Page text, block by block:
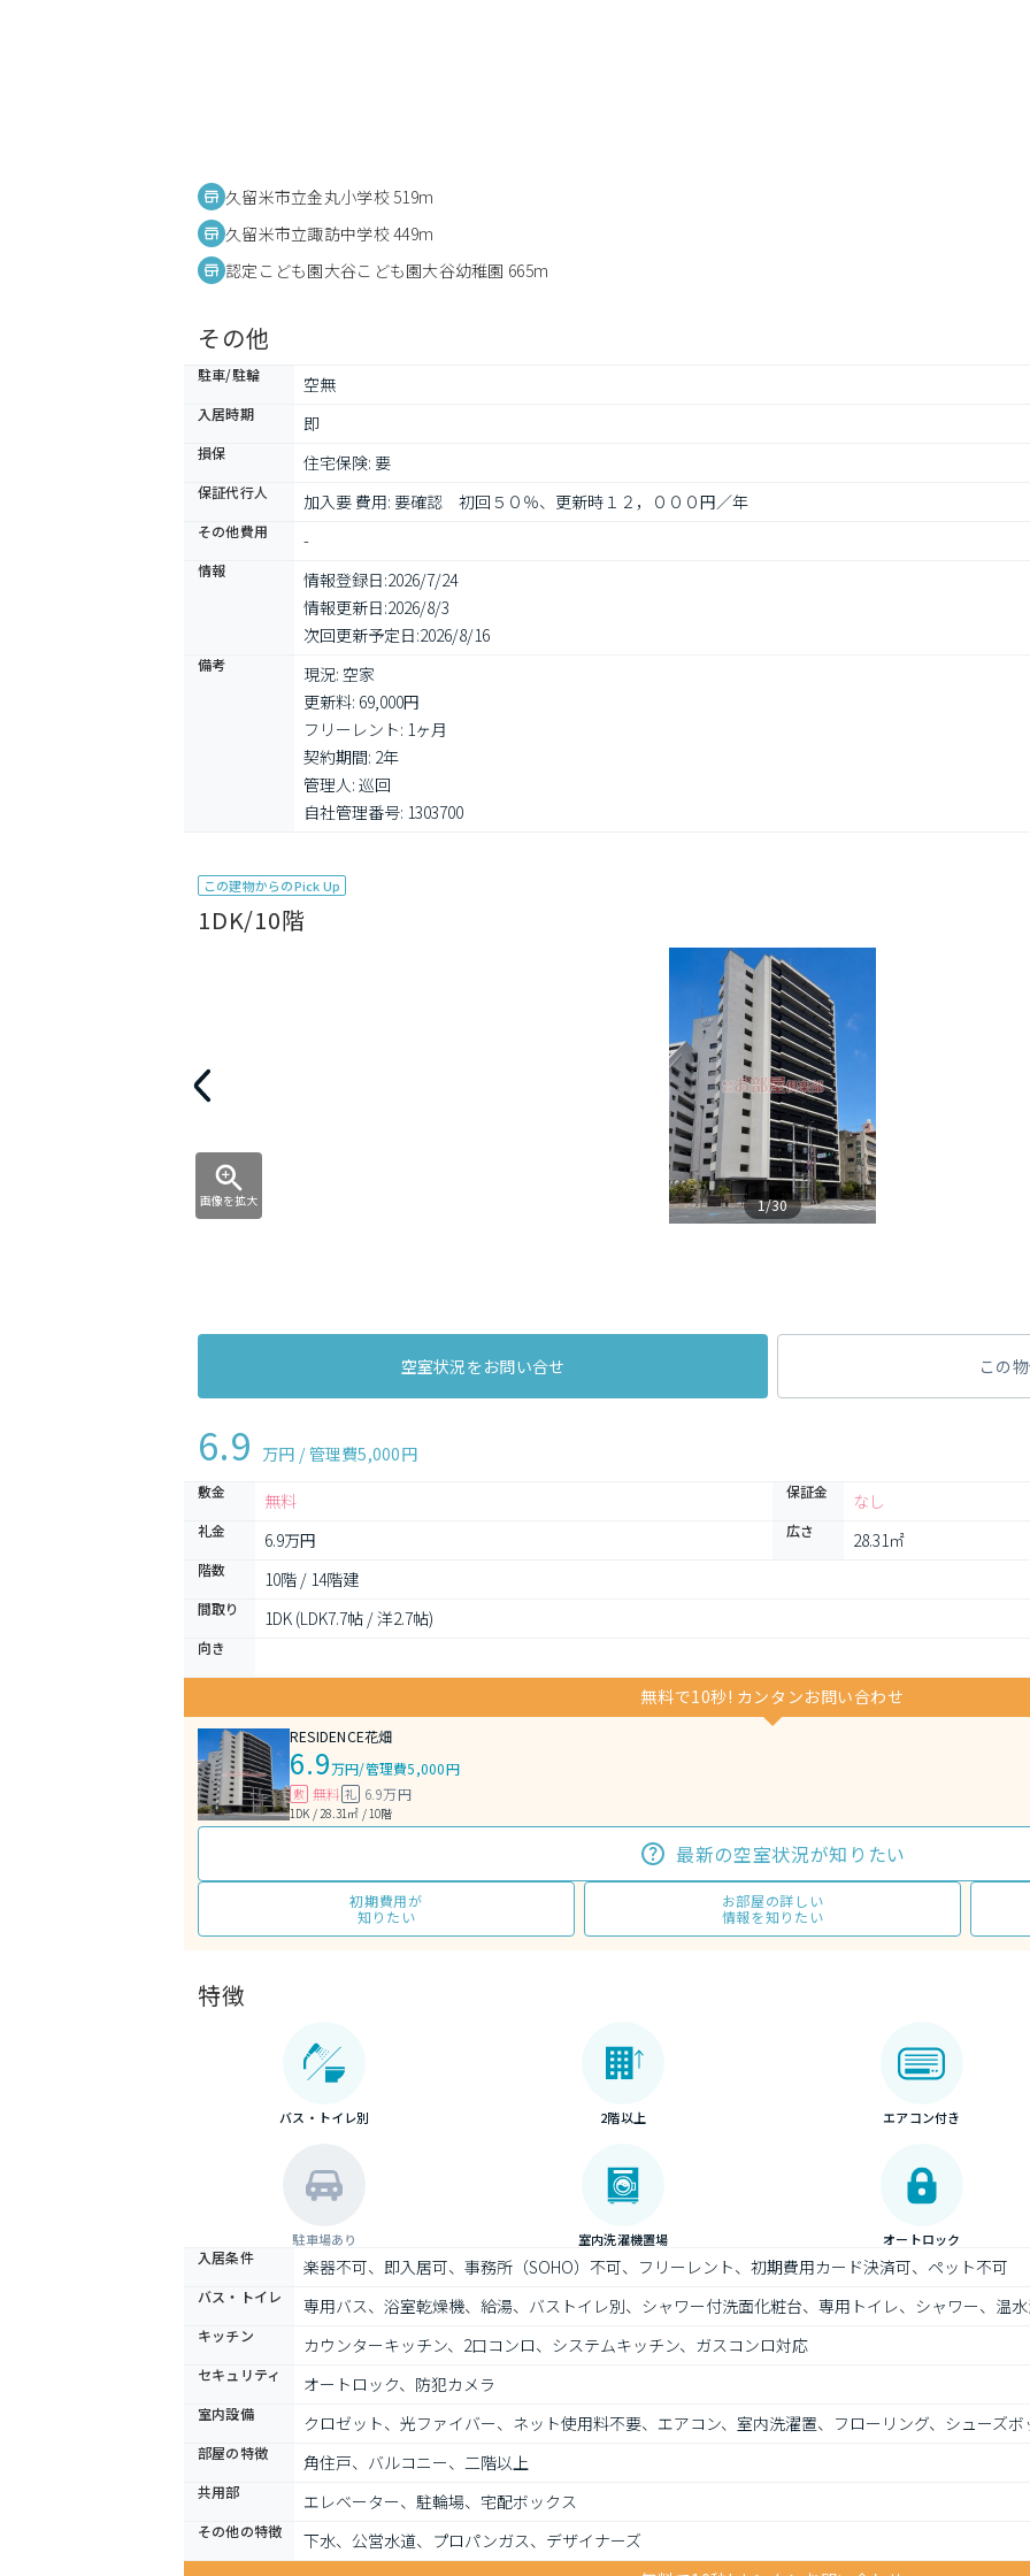
久留米市立金丸小学校 519m
久留米市立諏訪中学校 449m
認定こども園大谷こども園大谷幼稚園 665m
その他
駐車/駐輪 空無
入居時期 即
損保 住宅保険: 要
保証代行人 加入要 費用: 要確認　初回５０％、更新時１２，０００円／年
その他費用 -
情報 情報登録日:2026/7/24
情報更新日:2026/8/3
次回更新予定日:2026/8/16
備考
現況: 空家
更新料: 69,000円
フリーレント: 1ヶ月
契約期間: 2年
管理人: 巡回
自社管理番号: 1303700
この建物からのPick Up
1DK/10階
画像を拡大 1/30
空室状況をお問い合せ この
6.9 万円 / 管理費5,000円
敷金 無料 保証金 なし
礼金 6.9万円 広さ 28.31㎡
階数 10階 / 14階建
間取り 1DK (LDK7.7帖 / 洋2.7帖)
向き
無料で10秒! カンタンお問い合わせ
RESIDENCE花畑
6.9万円/管理費5,000円
敷 無料 礼 6.9万円
1DK / 28.31㎡ / 10階
最新の空室状況が知りたい
初期費用が
知りたい
お部屋の詳しい
情報を知りたい
特徴
バス・トイレ別 2階以上 エアコン付き
駐車場あり 室内洗濯機置場 オートロック
入居条件 楽器不可、即入居可、事務所（SOHO）不可、フリーレント、初期費用カード決済可、ペット不可
バス・トイレ 専用バス、浴室乾燥機、給湯、バストイレ別、シャワー付洗面化粧台、専用トイレ、シャワー、温
キッチン カウンターキッチン、2口コンロ、システムキッチン、ガスコンロ対応
セキュリティ オートロック、防犯カメラ
室内設備 クロゼット、光ファイバー、ネット使用料不要、エアコン、室内洗濯置、フローリング、シューズボ
部屋の特徴 角住戸、バルコニー、二階以上
共用部 エレベーター、駐輪場、宅配ボックス
その他の特徴
下水、公営水道、プロパンガス、デザイナーズ